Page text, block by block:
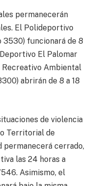
permanecerán
El Polideportivo
3530) funcionará de 8
El Palomar
Recreativo Ambiental
abrirán de 8 a 18
de violencia
Territorial de
permanecerá cerrado,
las 24 horas a
Asimismo, el